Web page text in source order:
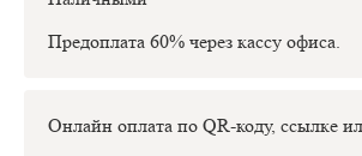
Предоплата 60% через кассу офиса.
Онлайн оплата по QR-коду, ссылке